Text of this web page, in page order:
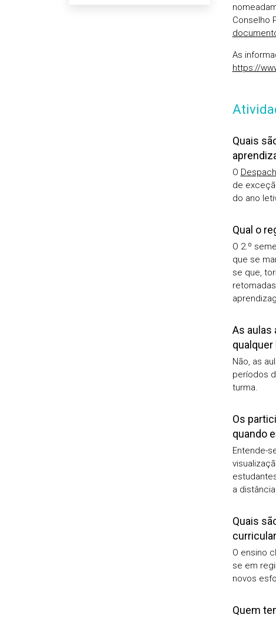
Conselho
As
https://
Quais
O
de
do ano
Qual o
O 2.º
que se
se que,
As aulas
qualquer
Não, as
períodos
turma.
Os
quando
Entende-
a
Quais
O ensino
se em
novos
Quem